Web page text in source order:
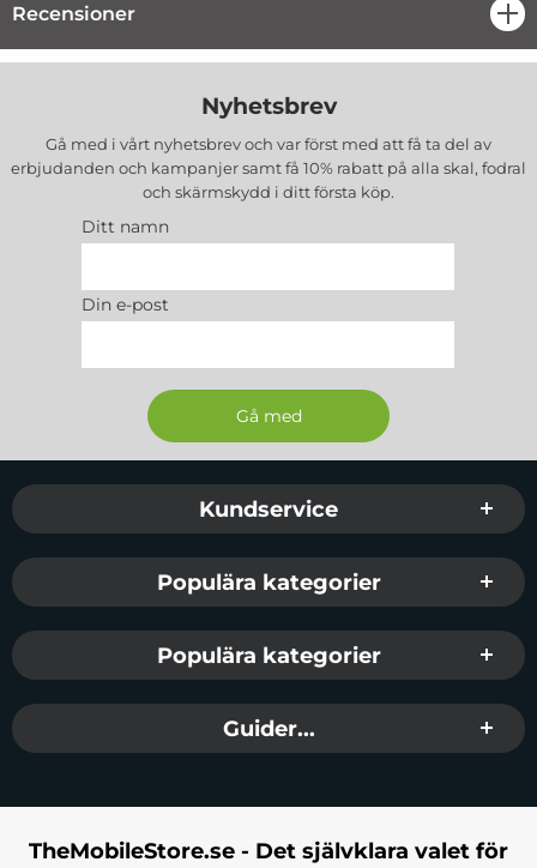
Recensioner
Nyhetsbrev
Gå med i vårt nyhetsbrev och var först med att få ta del av
erbjudanden och kampanjer samt få 10% rabatt på alla skal, fodral
och skärmskydd i ditt första köp.
Ditt namn
Din e-post
Sidfot Blandad info och länkar
Kundservice
Populära kategorier
Populära kategorier
Guider...
TheMobileStore.se - Det självklara valet för